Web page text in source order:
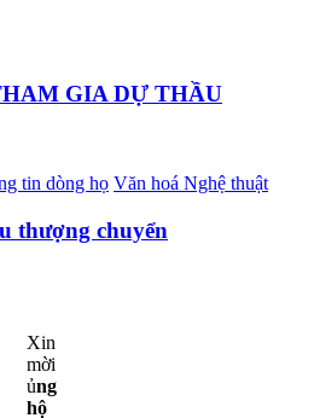
GIA DỰ THẦU
tin dòng họ Văn hoá Nghệ thuật
thượng chuyển
Xin
mời
ủng
hộ